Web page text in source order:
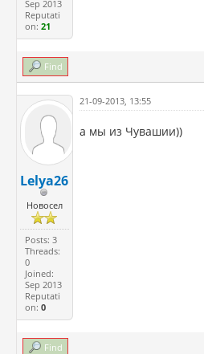
Sep 2013
Reputati
on:21
Find
Lelya26
Новосел
Posts: 3
Threads:
0
Joined:
Sep 2013
Reputati
on:0
21-09-2013, 13:55
а мы из Чувашии))
Find